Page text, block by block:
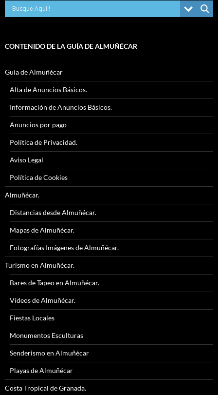
CONTENIDO DE LA GUÍA DE ALMUÑÉCAR
Guía de Almuñécar
Alta de Anuncios Básicos.
Información de Anuncios Básicos.
Anuncios por pago
Política de Privacidad.
Aviso Legal
Política de Cookies
Almuñécar.
Distancias desde Almuñécar.
Mapas de Almuñécar.
Fotografías Imágenes de Almuñécar.
Turismo en Almuñécar.
Bares de Tapeo en Almuñécar.
Vídeos de Almuñécar.
Fiestas Locales
Monumentos Esculturas
Senderismo en Almuñécar
Playas de Almuñécar
Costa Tropical de Granada.